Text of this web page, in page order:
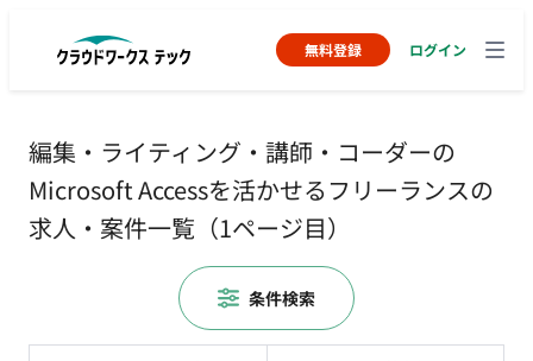
無料登録 ログイン
編集・ライティング・講師・コーダーの
Microsoft Accessを活かせるフリーランスの
求人・案件一覧（1ページ目）
条件検索